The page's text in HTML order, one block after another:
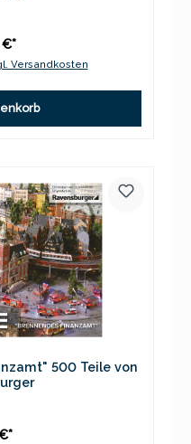
Versandkosten
500 Teile von